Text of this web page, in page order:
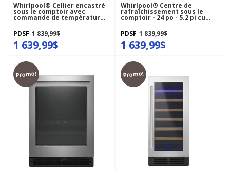
Whirlpool® Cellier encastré
sous le comptoir avec
commande de température
personnalisée - 24 po
WUW35X24DS
PDSF 1 839,99$
1 639,99$
Whirlpool® Centre de
rafraîchissement sous le
comptoir - 24 po - 5.2 pi cu
WUB50X24HZ
PDSF 1 839,99$
1 639,99$
Promo! Promo!